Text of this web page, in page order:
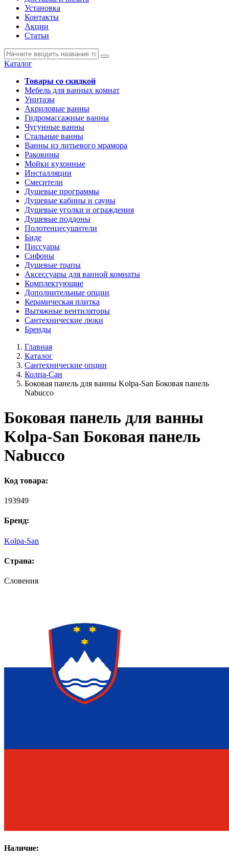
Установка
Контакты
Акции
Статьи
Каталог
Товары со скидкой
Мебель для ванных комнат
Унитазы
Акриловые ванны
Гидромассажные ванны
Чугунные ванны
Стальные ванны
Ванны из литьевого мрамора
Раковины
Мойки кухонные
Инсталляции
Смесители
Душевые программы
Душевые кабины и сауны
Душевые уголки и ограждения
Душевые поддоны
Полотенцесушители
Биде
Писсуары
Сифоны
Душевые трапы
Аксессуары для ванной комнаты
Комплектующие
Дополнительные опции
Керамическая плитка
Вытяжные вентиляторы
Сантехнические люки
Бренды
Главная
Каталог
Сантехнические опции
Колпа-Сан
Боковая панель для ванны Kolpa-San Боковая панель
Nabucco
Боковая панель для ванны
Kolpa-San Боковая панель
Nabucco
Код товара:
193949
Бренд:
Kolpa-San
Страна:
Словения
Наличие: